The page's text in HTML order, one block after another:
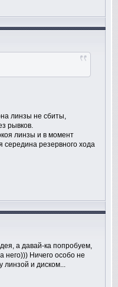
линзы не сбиты,
рывков.
линзы и в момент
середина резервного хода
а давай-ка попробуем,
него))) Ничего особо не
линзой и диском...